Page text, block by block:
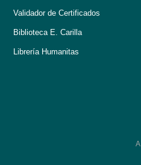
Validador de Certificados
Biblioteca E. Carilla
Librería Humanitas
A